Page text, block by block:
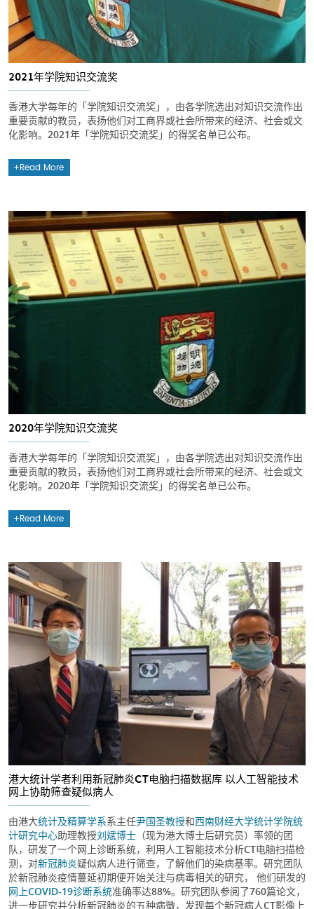
2021年学院知识交流奖
香港大学每年的「学院知识交流奖」，由各学院选出对知识交流作出
重要贡献的教员，表扬他们对工商界或社会所带来的经济、社会或文
化影响。2021年「学院知识交流奖」的得奖名单已公布。
Read More
2020年学院知识交流奖
香港大学每年的「学院知识交流奖」，由各学院选出对知识交流作出
重要贡献的教员，表扬他们对工商界或社会所带来的经济、社会或文
化影响。2020年「学院知识交流奖」的得奖名单已公布。
Read More
港大统计学者利用新冠肺炎CT电脑扫描数据库 以人工智能技术
网上协助筛查疑似病人
由港大统计及精算学系系主任尹国圣教授和西南财经大学统计学院统
计研究中心助理教授刘斌博士 （现为港大博士后研究员）率领的团
队，研发了一个网上诊断系统，利用人工智能技术分析CT电脑扫描检
测，对新冠肺炎疑似病人进行筛查，了解他们的染病基率。研究团队
於新冠肺炎疫情蔓延初期便开始关注与病毒相关的研究， 他们研发的
网上COVID-19诊断系统准确率达88%。研究团队参阅了760篇论文，
进一步研究并分析新冠肺炎的五种病徵，发现每个新冠病人CT影像上